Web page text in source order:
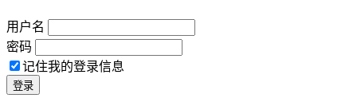
用户名
密码
记住我的登录信息